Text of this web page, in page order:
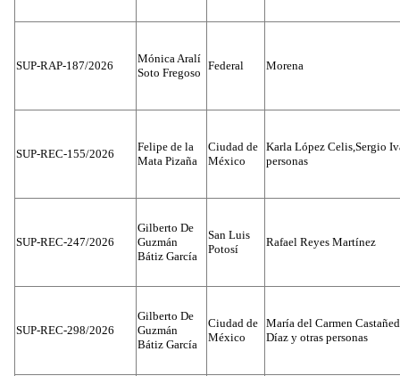
SUP-RAP-187/2026
Mónica Aralí
Soto Fregoso
Federal Morena
SUP-REC-155/2026
Felipe de la
Mata Pizaña
Ciudad de
México
Karla López Celis,Sergio
personas
SUP-REC-247/2026
Gilberto De
Guzmán
Bátiz García
San Luis
Potosí
Rafael Reyes Martínez
SUP-REC-298/2026
Gilberto De
Guzmán
Bátiz García
Ciudad de
México
María del Carmen
Díaz y otras personas